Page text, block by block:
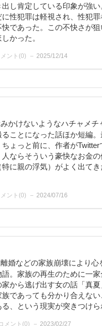
し肯定している印象が強
性犯罪は軽視され、性犯
であった。この不快さが
かった。
メント(0) 2025/12/14
かけないようなハチャメ
ることになった話ほか短編
ょっと前に、作者が
ならそういう豪快なお金
に親の浮気）がよく出て
メント(0) 2024/07/16
婚などの家族崩壊により
。家族の再生のために一
から逃げ出す女の話「真
であっても分かり合えな
、という現実が突きつけら
メント(0) 2023/02/27